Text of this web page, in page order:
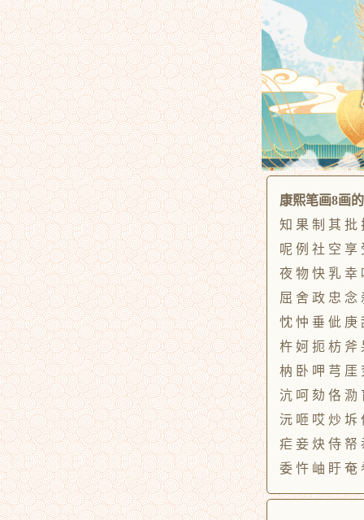
康熙笔画8画
知 果 制 其 批
呢 例 社 空 享
夜 物 快 乳 幸
屈 舍 政 忠 念
忱 忡 垂 佌 庚
杵 妸 扼 枋 斧
枘 卧 呷 芎 厓
沆 呵 劾 佫 泐
沅 咂 哎 炒 坼
疟 妾 炔 侍 帑
委 忤 岫 盱 奄